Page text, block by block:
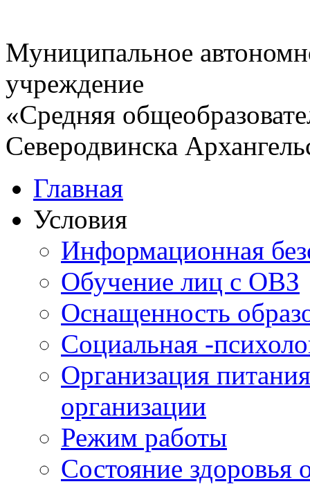
Муниципальное
учреждение
«Средняя
Северодвинска
Главная
Условия
Информационная
Обучение лиц с ОВЗ
Оснащенность
Социальная -
Организация
организации
Режим работы
Состояние